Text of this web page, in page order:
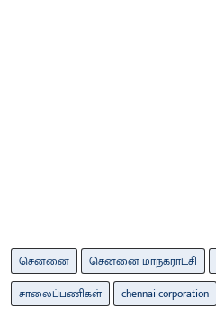
சென்னை சென்னை மாநகராட்சி
சாலைப்பணிகள்
chennai corporation